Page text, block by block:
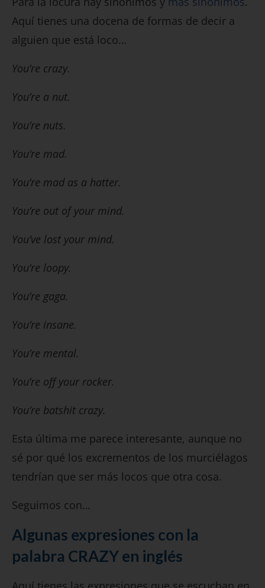
Aquí tienes una docena de formas de decir a
alguien que está loco…
You’re crazy.
You’re a nut.
You’re nuts.
You’re mad.
You’re mad as a hatter.
You’re out of your mind.
You’ve lost your mind.
You’re loopy.
You’re gaga.
You’re insane.
You’re mental.
You’re off your rocker.
You’re batshit crazy.
Esta última me parece interesante, aunque no
sé por qué los excrementos de los murciélagos
tendrían que ser más locos que otra cosa.
Seguimos con…
Algunas expresiones con la
palabra CRAZY en inglés